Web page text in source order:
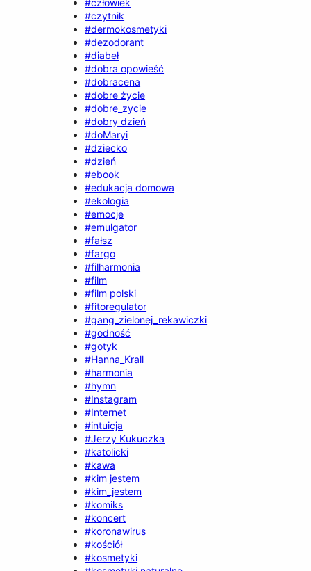
#czytnik
#dermokosmetyki
#dezodorant
#diabeł
#dobra opowieść
#dobracena
#dobre życie
#dobre_zycie
#dobry dzień
#doMaryi
#dziecko
#dzień
#ebook
#edukacja domowa
#ekologia
#emocje
#emulgator
#fałsz
#fargo
#filharmonia
#film
#film polski
#fitoregulator
#gang_zielonej_rekawiczki
#godność
#gotyk
#Hanna_Krall
#harmonia
#hymn
#Instagram
#Internet
#intuicja
#Jerzy Kukuczka
#katolicki
#kawa
#kim jestem
#kim_jestem
#komiks
#koncert
#koronawirus
#kościół
#kosmetyki